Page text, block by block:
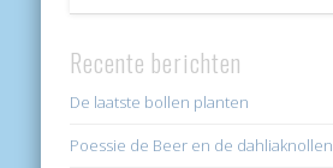
Recente berichten
De laatste bollen planten
Poessie de Beer en de dahliaknollen